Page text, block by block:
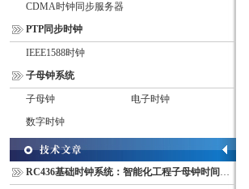
CDMA时钟同步服务器
PTP同步时钟
IEEE1588时钟
子母钟系统
子母钟
电子时钟
数字时钟
RC436基础时钟系统：智能化工程子母钟时间同步配套设备